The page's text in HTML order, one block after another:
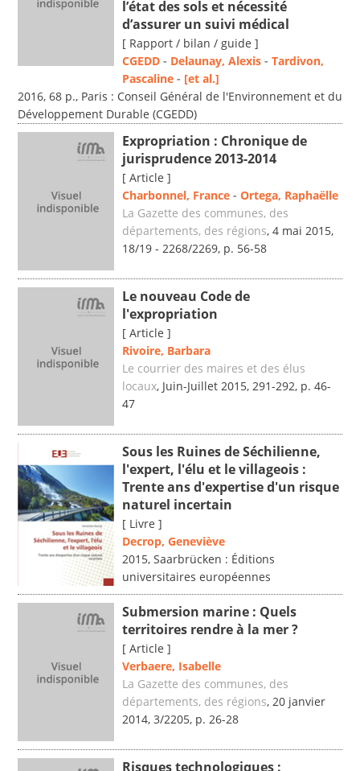
l’état des sols et nécessité
d’assurer un suivi médical
[ Rapport / bilan / guide ]
CGEDD - Delaunay, Alexis - Tardivon,
Pascaline - [et al.]
2016, 68 p., Paris : Conseil Général de l'Environnement et du
Développement Durable (CGEDD)
Expropriation : Chronique de
jurisprudence 2013-2014
[ Article ]
Charbonnel, France - Ortega, Raphaëlle
La Gazette des communes, des
départements, des régions, 4 mai 2015,
18/19 - 2268/2269, p. 56-58
Le nouveau Code de
l'expropriation
[ Article ]
Rivoire, Barbara
Le courrier des maires et des élus
locaux, Juin-Juillet 2015, 291-292, p. 46-
47
Sous les Ruines de Séchilienne,
l'expert, l'élu et le villageois :
Trente ans d'expertise d'un risque
naturel incertain
[ Livre ]
Decrop, Geneviève
2015, Saarbrücken : Éditions
universitaires européennes
Submersion marine : Quels
territoires rendre à la mer ?
[ Article ]
Verbaere, Isabelle
La Gazette des communes, des
départements, des régions, 20 janvier
2014, 3/2205, p. 26-28
Risques technologiques :